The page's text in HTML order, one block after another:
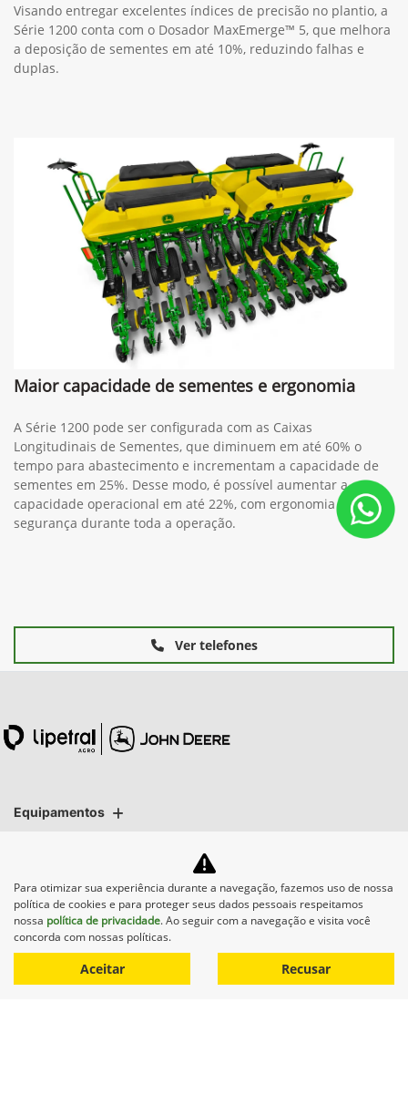
Visando entregar excelentes índices de precisão no plantio, a
Série 1200 conta com o Dosador MaxEmerge™ 5, que melhora
a deposição de sementes em até 10%, reduzindo falhas e
duplas.
Maior capacidade de sementes e ergonomia
A Série 1200 pode ser configurada com as Caixas
Longitudinais de Sementes, que diminuem em até 60% o
tempo para abastecimento e incrementam a capacidade de
sementes em 25%. Desse modo, é possível aumentar a
capacidade operacional em até 22%, com ergonomia e
segurança durante toda a operação.
Ver telefones
Equipamentos
Política de privacidade
Lipetral Linhares Peças e Tratores Ltda
Para otimizar sua experiência durante a navegação, fazemos uso de nossa
política de cookies e para proteger seus dados pessoais respeitamos
nossa política de privacidade. Ao seguir com a navegação e visita você
concorda com nossas políticas.
Aceitar Recusar